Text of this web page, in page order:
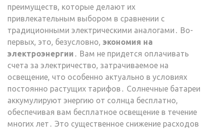
преимуществ, которые делают их
привлекательным выбором в сравнении с
традиционными электрическими аналогами․ Во-
первых, это, безусловно, экономия на
электроэнергии ․ Вам не придется оплачивать
счета за электричество, затрачиваемое на
освещение, что особенно актуально в условиях
постоянно растущих тарифов․ Солнечные батареи
аккумулируют энергию от солнца бесплатно,
обеспечивая вам бесплатное освещение в течение
многих лет․ Это существенное снижение расходов